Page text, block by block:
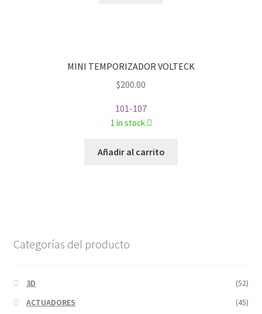
MINI TEMPORIZADOR VOLTECK
$200.00
101-107
1 in stock
Añadir al carrito
Categorías del producto
3D
(52)
ACTUADORES
(45)